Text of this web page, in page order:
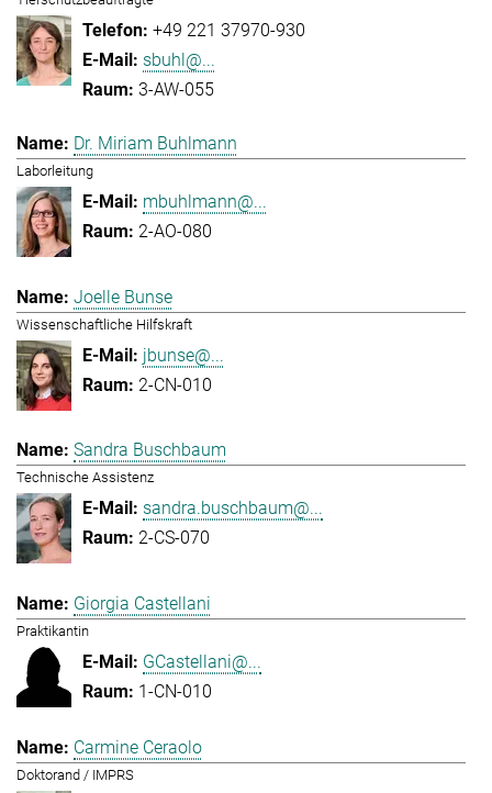
+49 221 37970-930
sbuhl@...
3-AW-055
Dr. Miriam Buhlmann
Laborleitung
mbuhlmann@...
2-AO-080
Joelle Bunse
Wissenschaftliche Hilfskraft
jbunse@...
2-CN-010
Sandra Buschbaum
Technische Assistenz
sandra.buschbaum@...
2-CS-070
Giorgia Castellani
Praktikantin
GCastellani@...
1-CN-010
Carmine Ceraolo
Doktorand / IMPRS